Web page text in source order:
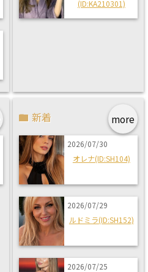
(ID:KA210301)
more
新着
2026/07/30
オレナ(ID:SH104)
2026/07/29
ルドミラ(ID:SH152)
2026/07/25